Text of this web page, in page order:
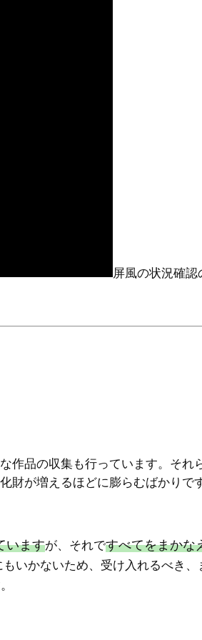
屏風の状況確認
作品の収集も行っています。それ
財が増えるほどに膨らむばかりで
いますが、それですべてをまかな
いかないため、受け入れるべき、